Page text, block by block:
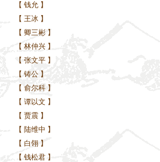
【 钱允 】
【 王冰 】
【 卿三彬 】
【 林仲兴 】
【 张文平 】
【 铸公 】
【 俞尔科 】
【 谭以文 】
【 贾震 】
【 陆维中 】
【 白翎 】
【 钱松君 】